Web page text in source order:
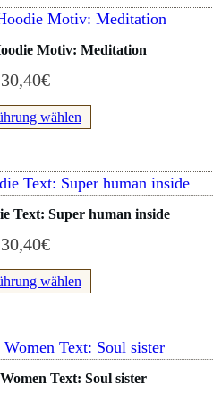
Optionen
können
auf
der
gewählt
Motiv: Meditation
30,40€
wählen
Dieses
Produkt
mehrere
Varianten
auf.
Optionen
können
auf
der
gewählt
Text: Super human inside
30,40€
wählen
Dieses
mehrere
Varianten
auf.
Optionen
können
auf Text: Soul sister
Dieses